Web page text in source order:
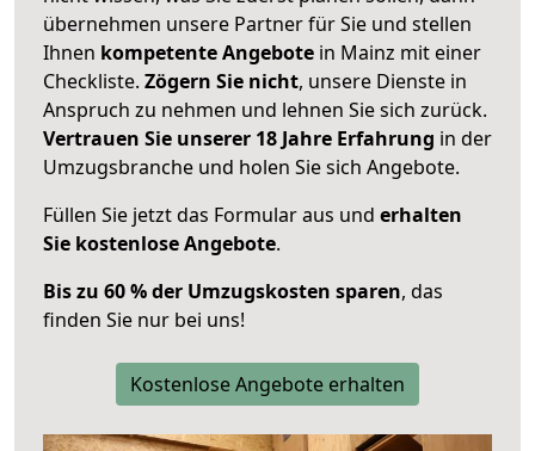
übernehmen unsere Partner für Sie und stellen
Ihnen kompetente Angebote in Mainz mit einer
Checkliste. Zögern Sie nicht, unsere Dienste in
Anspruch zu nehmen und lehnen Sie sich zurück.
Vertrauen Sie unserer 18 Jahre Erfahrung in der
Umzugsbranche und holen Sie sich Angebote.
Füllen Sie jetzt das Formular aus und erhalten
Sie kostenlose Angebote.
Bis zu 60 % der Umzugskosten sparen, das
finden Sie nur bei uns!
Kostenlose Angebote erhalten